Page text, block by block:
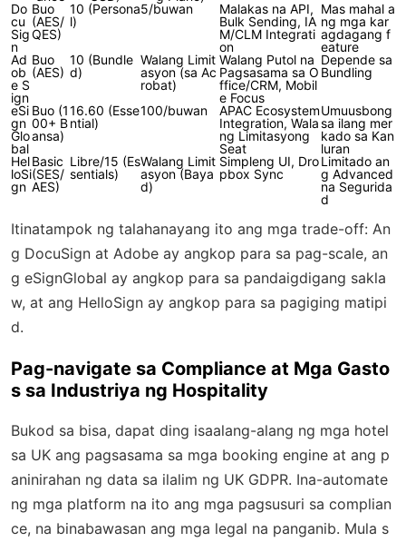
Do
cu
Sig
n
Buo
(AES/
QES)
10 (Persona
l)
5/buwan
Malakas na API,
Bulk Sending, IA
M/CLM Integrati
on
Mas mahal a
ng mga kar
agdagang f
eature
Ad
ob
e S
ign
Buo
(AES)
10 (Bundle
d)
Walang Limit
asyon (sa Ac
robat)
Walang Putol na
Pagsasama sa O
ffice/CRM, Mobil
e Focus
Depende sa
Bundling
eSi
gn
Glo
bal
Buo (1
00+ B
ansa)
16.60 (Esse
ntial)
100/buwan
APAC Ecosystem
Integration, Wala
ng Limitasyong
Seat
Umuusbong
sa ilang mer
kado sa Kan
luran
Hel
loSi
gn
Basic
(SES/
AES)
Libre/15 (Es
sentials)
Walang Limit
asyon (Baya
d)
Simpleng UI, Dro
pbox Sync
Limitado an
g Advanced
na Segurida
d
Itinatampok ng talahanayang ito ang mga trade-off: An
g DocuSign at Adobe ay angkop para sa pag-scale, an
g eSignGlobal ay angkop para sa pandaigdigang sakla
w, at ang HelloSign ay angkop para sa pagiging matipi
d.
Pag-navigate sa Compliance at Mga Gasto
s sa Industriya ng Hospitality
Bukod sa bisa, dapat ding isaalang-alang ng mga hotel
sa UK ang pagsasama sa mga booking engine at ang p
aninirahan ng data sa ilalim ng UK GDPR. Ina-automate
ng mga platform na ito ang mga pagsusuri sa complian
ce, na binabawasan ang mga legal na panganib. Mula s